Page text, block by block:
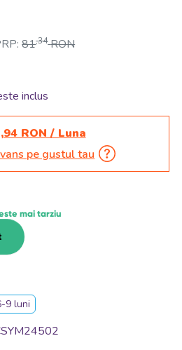
81,34 RON
inclus
RON / Luna
pe gustul tau
mai tarziu
9 luni